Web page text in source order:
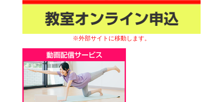
※外部サイトに移動します。